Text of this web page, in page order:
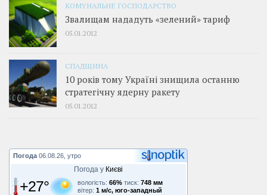
КОМУНАЛЬНЕ ГОСПОДАРСТВО
Звалищам нададуть «зелений» тариф
05.01.2012
СПАДЩИНА
10 років тому Україні знищила останню
стратегічну ядерну ракету
05.01.2012
Погода 06.08.26, утро
Погода у Києві
+27° вологість: 66% тиск: 748 мм
вітер: 1 м/с, юго-западный